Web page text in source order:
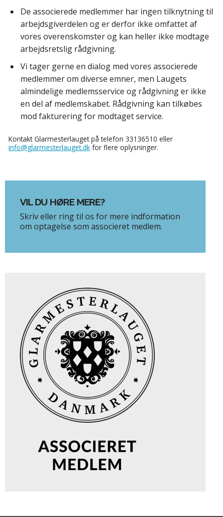
De associerede medlemmer har ingen tilknytning til
arbejdsgiverdelen og er derfor ikke omfattet af
vores overenskomster og kan heller ikke modtage
arbejdsretslig rådgivning.
Vi tager gerne en dialog med vores associerede
medlemmer om diverse emner, men Laugets
almindelige medlemsservice og rådgivning er ikke
en del af medlemskabet. Rådgivning kan tilkøbes
mod fakturering for modtaget service.
Kontakt Glarmesterlauget på telefon 33136510 eller
info@glarmesterlauget.dk for flere oplysninger.
VIL DU HØRE MERE?
Skriv eller ring til os for mere indformation
om optagelse som associeret medlem.